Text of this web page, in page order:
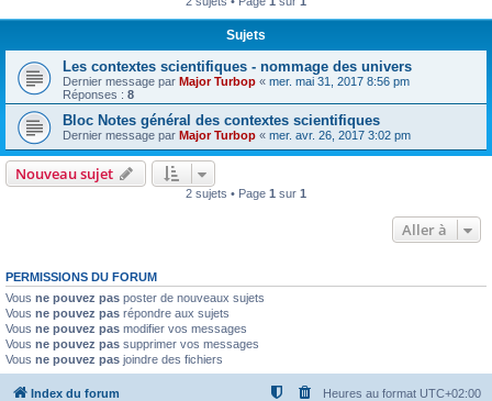
Sujets
Les contextes scientifiques - nommage des univers
Dernier message par Major Turbop « mer. mai 31, 2017 8:56 pm
Réponses : 8
Bloc Notes général des contextes scientifiques
Dernier message par Major Turbop « mer. avr. 26, 2017 3:02 pm
Nouveau sujet
2 sujets • Page 1 sur 1
Aller à
PERMISSIONS DU FORUM
Vous ne pouvez pas poster de nouveaux sujets
Vous ne pouvez pas répondre aux sujets
Vous ne pouvez pas modifier vos messages
Vous ne pouvez pas supprimer vos messages
Vous ne pouvez pas joindre des fichiers
Index du forum Heures au format UTC+02:00